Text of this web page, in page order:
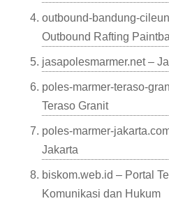
outbound-bandung-
Outbound Rafting
jasapolesmarmer.net –
poles-marmer-teraso-
Teraso Granit
poles-marmer-
Jakarta
biskom.web.id – Portal
Komunikasi dan Hukum